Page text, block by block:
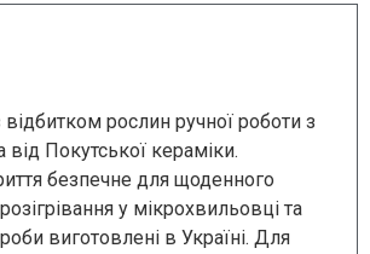
рослин ручної роботи з
від Покутської кераміки.
безпечне для щоденного
у мікрохвильовці та
виготовлені в Україні. Для